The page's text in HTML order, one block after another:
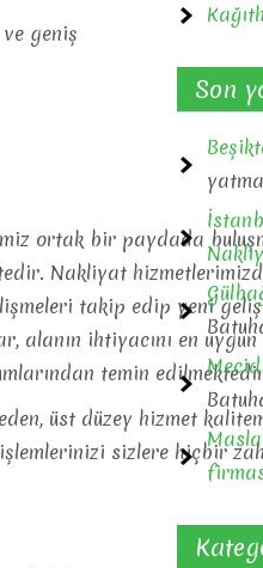
geniş
ortak bir paydada
Nakliyat
takip edip yeni
alanın ihtiyacını en
temin
üst düzey hizmet
sizlere hiçbir
Son